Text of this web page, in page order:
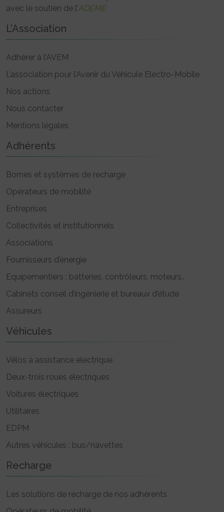
avec le soutien de l’ADEME
L’Association
Adhérer à l’AVEM
L’association pour l’Avenir du Véhicule Electro-Mobile
Nos actions
Nous contacter
Mentions légales
Adhérents
Bornes et systèmes de recharge
Opérateurs de mobilité
Entreprises
Collectivités et institutionnels
Associations
Fournisseurs d’énergie
Equipementiers : batteries, contrôleurs, moteurs..
Cabinets conseil d’ingénierie et bureaux d’étude
Assureurs
Véhicules
Vélos à assistance électrique
Deux-trois roues électriques
Voitures électriques
Utilitaires
EDPM
Autres véhicules : bus/navettes
Recharge
Les solutions de recharge de nos adhérents